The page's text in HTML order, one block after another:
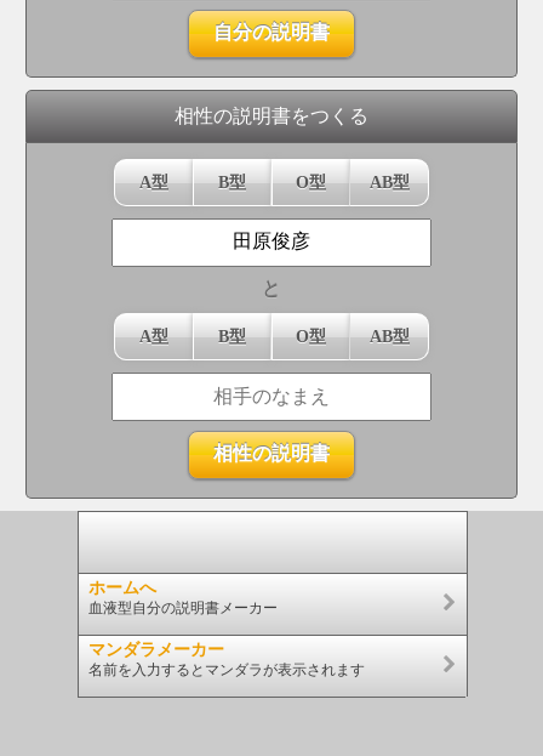
相性の説明書をつくる
A型 B型 O型 AB型
と
A型 B型 O型 AB型
ホームへ
血液型自分の説明書メーカー
マンダラメーカー
名前を入力するとマンダラが表示されます